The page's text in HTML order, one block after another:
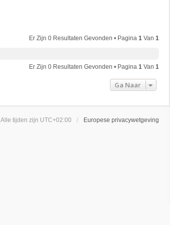
Er Zijn 0 Resultaten Gevonden • Pagina 1 Van 1
Er Zijn 0 Resultaten Gevonden • Pagina 1 Van 1
Ga Naar
Alle tijden zijn UTC+02:00 Europese privacywetgeving